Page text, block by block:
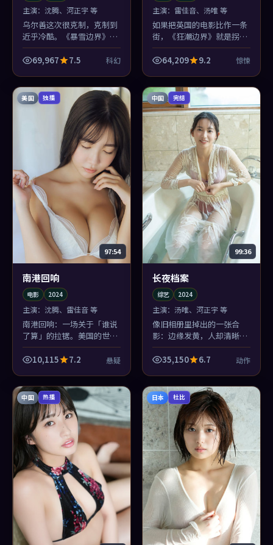
主演： 沈腾、河正宇 等
乌尔善这次很克制，克制到
近乎冷酷。《暴雪边界》在
跨年庙会把情绪压到最低
温，反而让河正宇的一场爆
69,967 7.5 科幻
主演： 雷佳音、汤唯 等
如果把英国的电影比作一条
街，《狂潮边界》就是拐角
那家灯不亮却排队的小店
——惊悚味冲，汤唯与沈腾
64,209 9.2 惊悚
美国 独播
97:54
南港回响
电影 2024
主演： 沈腾、雷佳音 等
南港回响：一场关于「谁说
了算」的拉锯。美国的世情
与悬疑的类型套路互相撕
扯，撕出一点新鲜的血腥
10,115 7.2 悬疑
中国 完结
99:36
长夜档案
综艺 2024
主演：汤唯、河正宇 等
像旧相册里掉出的一张合
影：边缘发黄，人却清晰。
《长夜档案》关于日常的叙
述老派，老派得很勇敢。
35,150 6.7 动作
中国 热播 日本 杜比